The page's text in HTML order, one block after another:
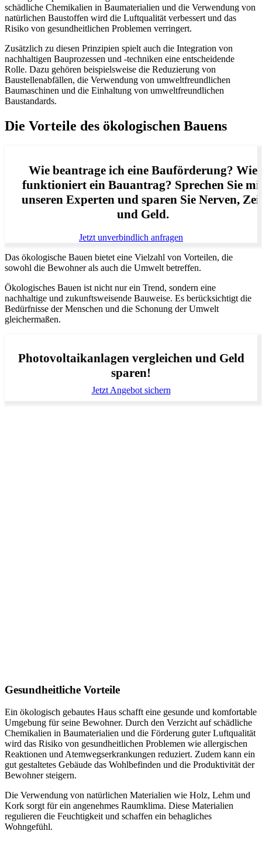
schädliche Chemikalien in Baumaterialien und die Verwendung von
natürlichen Baustoffen wird die Luftqualität verbessert und das
Risiko von gesundheitlichen Problemen verringert.
Zusätzlich zu diesen Prinzipien spielt auch die Integration von
nachhaltigen Bauprozessen und -techniken eine entscheidende
Rolle. Dazu gehören beispielsweise die Reduzierung von
Baustellenabfällen, die Verwendung von umweltfreundlichen
Baumaschinen und die Einhaltung von umweltfreundlichen
Baustandards.
Die Vorteile des ökologischen Bauens
Wie beantrage ich eine Bauförderung? Wie
funktioniert ein Bauantrag? Sprechen Sie
unseren Experten und sparen Sie Nerven,
und Geld.
Jetzt unverbindlich anfragen
Das ökologische Bauen bietet eine Vielzahl von Vorteilen, die
sowohl die Bewohner als auch die Umwelt betreffen.
Ökologisches Bauen ist nicht nur ein Trend, sondern eine
nachhaltige und zukunftsweisende Bauweise. Es berücksichtigt die
Bedürfnisse der Menschen und die Schonung der Umwelt
gleichermaßen.
Photovoltaikanlagen vergleichen und Geld
sparen!
Jetzt Angebot sichern
Gesundheitliche Vorteile
Ein ökologisch gebautes Haus schafft eine gesunde und komfortable
Umgebung für seine Bewohner. Durch den Verzicht auf schädliche
Chemikalien in Baumaterialien und die Förderung guter Luftqualität
wird das Risiko von gesundheitlichen Problemen wie allergischen
Reaktionen und Atemwegserkrankungen reduziert. Zudem kann ein
gut gestaltetes Gebäude das Wohlbefinden und die Produktivität der
Bewohner steigern.
Die Verwendung von natürlichen Materialien wie Holz, Lehm und
Kork sorgt für ein angenehmes Raumklima. Diese Materialien
regulieren die Feuchtigkeit und schaffen ein behagliches
Wohngefühl.